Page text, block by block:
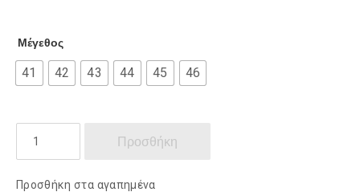
Μέγεθος
41 42 43 44 45 46
GARINI
Προσθήκη
Προσθήκη στα αγαπημένα